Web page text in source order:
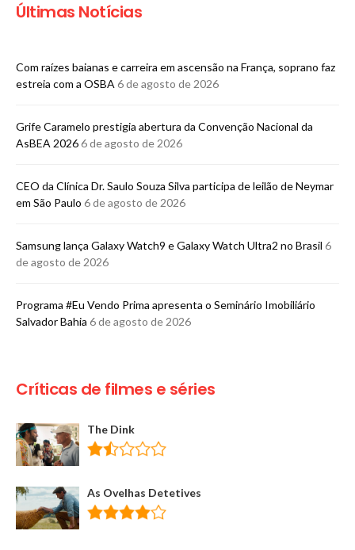
Últimas Notícias
Com raízes baianas e carreira em ascensão na França, soprano faz
estreia com a OSBA 6 de agosto de 2026
Grife Caramelo prestigia abertura da Convenção Nacional da
AsBEA 20266 de agosto de 2026
CEO da Clínica Dr. Saulo Souza Silva participa de leilão de Neymar
em São Paulo 6 de agosto de 2026
Samsung lança Galaxy Watch9 e Galaxy Watch Ultra2 no Brasil 6
de agosto de 2026
Programa #Eu Vendo Prima apresenta o Seminário Imobiliário
Salvador Bahia 6 de agosto de 2026
Críticas de filmes e séries
The Dink
As Ovelhas Detetives